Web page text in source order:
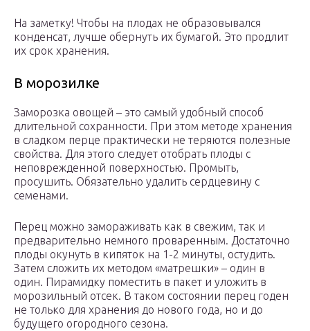
На заметку! Чтобы на плодах не образовывался
конденсат, лучше обернуть их бумагой. Это продлит
их срок хранения.
В морозилке
Заморозка овощей – это самый удобный способ
длительной сохранности. При этом методе хранения
в сладком перце практически не теряются полезные
свойства. Для этого следует отобрать плоды с
неповрежденной поверхностью. Промыть,
просушить. Обязательно удалить сердцевину с
семенами.
Перец можно замораживать как в свежим, так и
предварительно немного проваренным. Достаточно
плоды окунуть в кипяток на 1-2 минуты, остудить.
Затем сложить их методом «матрешки» – один в
один. Пирамидку поместить в пакет и уложить в
морозильный отсек. В таком состоянии перец годен
не только для хранения до нового года, но и до
будущего огородного сезона.